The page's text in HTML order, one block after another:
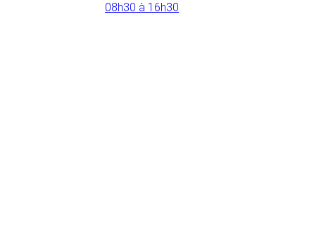
08h30 à 16h30